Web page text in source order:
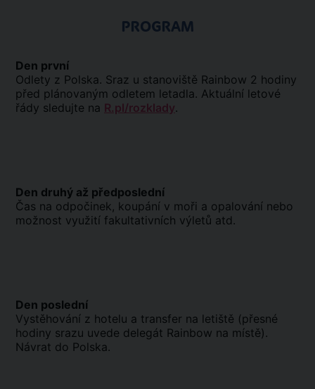
PROGRAM
Den první
Odlety z Polska. Sraz u stanoviště Rainbow 2 hodiny
před plánovaným odletem letadla. Aktuální letové
řády sledujte na R.pl/rozklady.
Den druhý až předposlední
Čas na odpočinek, koupání v moři a opalování nebo
možnost využití fakultativních výletů atd.
Den poslední
Vystěhování z hotelu a transfer na letiště (přesné
hodiny srazu uvede delegát Rainbow na místě).
Návrat do Polska.